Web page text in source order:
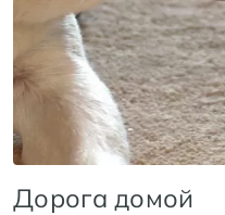
Дорога домой